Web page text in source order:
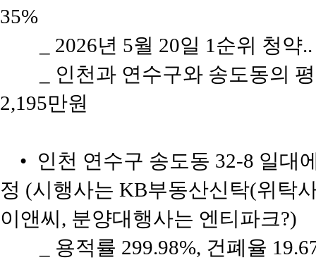
35%
_ 2026년 5월 20일 1순위 청
_ 인천과 연수구와 송도동의
2,195만원
• 인천 연수구 송도동 32-8 일대
정 (시행사는 KB부동산신탁(위탁
이앤씨, 분양대행사는 엔티파크?)
_ 용적률 299.98%, 건폐율